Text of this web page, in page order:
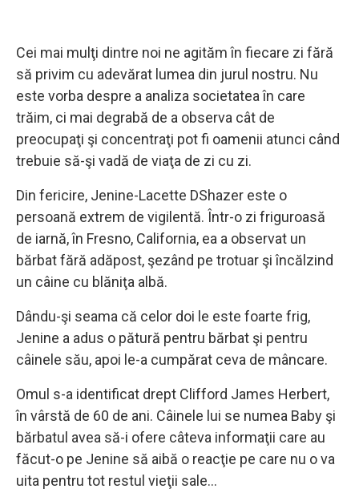
Cei mai mulţi dintre noi ne agităm în fiecare zi fără
să privim cu adevărat lumea din jurul nostru. Nu
este vorba despre a analiza societatea în care
trăim, ci mai degrabă de a observa cât de
preocupaţi şi concentraţi pot fi oamenii atunci când
trebuie să-şi vadă de viaţa de zi cu zi.
Din fericire, Jenine-Lacette DShazer este o
persoană extrem de vigilentă. Într-o zi friguroasă
de iarnă, în Fresno, California, ea a observat un
bărbat fără adăpost, şezând pe trotuar şi încălzind
un câine cu blăniţa albă.
Dându-şi seama că celor doi le este foarte frig,
Jenine a adus o pătură pentru bărbat şi pentru
câinele său, apoi le-a cumpărat ceva de mâncare.
Omul s-a identificat drept Clifford James Herbert,
în vârstă de 60 de ani. Câinele lui se numea Baby şi
bărbatul avea să-i ofere câteva informaţii care au
făcut-o pe Jenine să aibă o reacţie pe care nu o va
uita pentru tot restul vieţii sale…